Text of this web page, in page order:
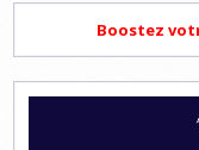
Boostez